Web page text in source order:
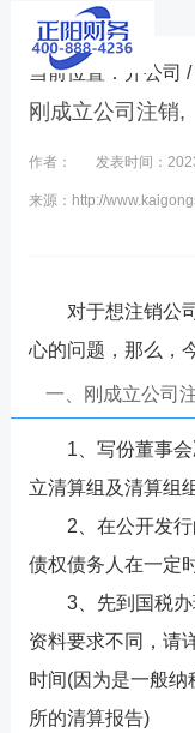
当前位置： 开公司 /
刚成立公司注销,
作者： 发表时间：
来源：http://
对于想注销公
心的问题，那么，
一、刚成立公司
1、写份董事
立清算组及清算组
2、在公开发
债权债务人在一定
3、先到国税
资料要求不同，请
时间(因为是一般
所的清算报告)